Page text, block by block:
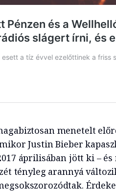
menetelt
Justin Bieber
áprilisában jött ki –
tényleg arannyá